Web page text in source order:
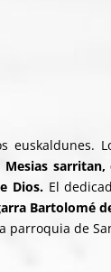
euskaldunes.
Dios. El
Bartolomé
parroquia de